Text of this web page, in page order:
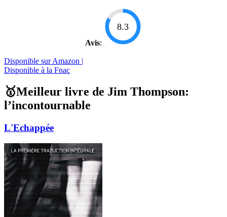
Avis:
8.3
Disponible sur Amazon |
Disponible à la Fnac
🥇Meilleur livre de Jim Thompson:
l’incontournable
L'Echappée